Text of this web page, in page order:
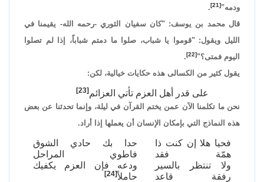
ودمه"[21]
.
قال محمد بن يوسف: "كان سفيان الثوري -رحمه الله- يقيمنا في
الليل ويقول: "قوموا يا شباب، صلوا ما دمتم شباباً، إذا لم تصلوا
اليوم فمتى؟"[22]
.
يقول كثير من الكسالى هذه حكايات خيالية، لكن:
على قدر أهل العزم تأتي العزائم[23]
نحن ما تكلمنا الآن عمن يختم القرآن في ليلة، وإنما تحدثنا عن بعض
هذه النماذج التي بإمكان الإنسان أن يعملها إذا أراد.
فحيا هلا إن كنت ذا
همّة فقد
حدا بك حادي الشوق
فاطوي المراحل
ولا تنتظر بالسير
رفقة قاعد
ودعه فإن العزم يكفيك
حاملاً[24]